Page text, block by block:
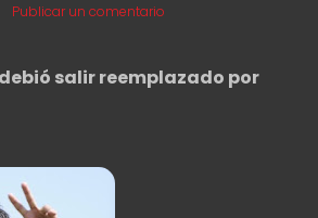
Publicar un comentario
salir reemplazado por